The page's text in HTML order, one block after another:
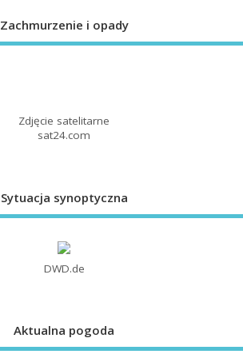
Zachmurzenie i opady
Zdjęcie satelitarne
sat24.com
Sytuacja synoptyczna
DWD.de
Aktualna pogoda